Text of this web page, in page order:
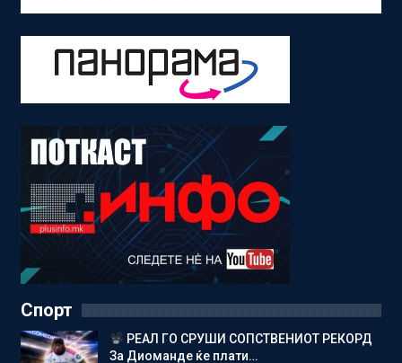
Спорт
РЕАЛ ГО СРУШИ СОПСТВЕНИОТ РЕКОРД
За Диоманде ќе плати…